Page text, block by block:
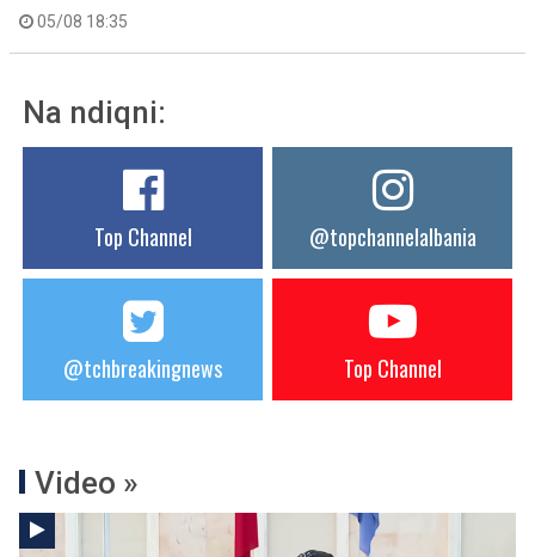
05/08 18:35
Na ndiqni:
Top Channel @topchannelalbania
@tchbreakingnews Top Channel
Video »